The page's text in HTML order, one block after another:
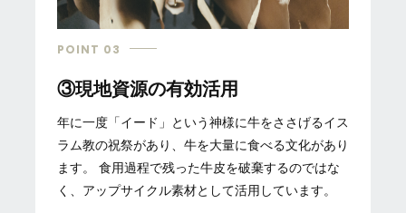
POINT 03
③現地資源の有効活用
年に一度「イード」という神様に牛をささげるイス
ラム教の祝祭があり、牛を大量に食べる文化があり
ます。 食用過程で残った牛皮を破棄するのではな
く、アップサイクル素材として活用しています。